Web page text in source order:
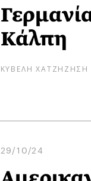
Κάλπη
ΚΥΒΕΛΗ ΧΑΤΖΗΖΗΣΗ
29/10/24